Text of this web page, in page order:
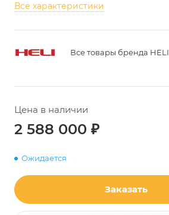
Все характеристики
Все товары бренда HELI
Цена в наличии
2 588 000 ₽
Ожидается
Заказать